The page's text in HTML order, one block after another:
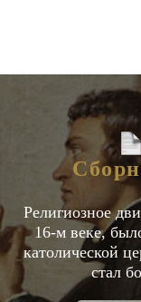
Религиозное
16-м веке,
католической
стал